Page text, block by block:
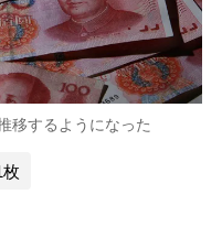
移するようになった